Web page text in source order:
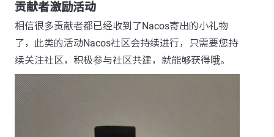
贡献者激励活动
相信很多贡献者都已经收到了Nacos寄出的小礼物
了，此类的活动Nacos社区会持续进行，只需要您持
续关注社区，积极参与社区共建，就能够获得哦。